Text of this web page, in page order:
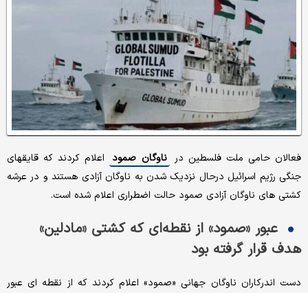
فعالان حامی ملت فلسطین در ناوگان صمود
اعلام کردند که قایقهای
جنگی رژیم اسرائیل درحال نزدیک شدن به ناوگان آزادی هستند و در عرشه
کشتی های ناوگان آزادی صمود حالت اضطراری اعلام شده است.
عبور «صمود» از نقطه‌ای که کشتی «مادلین»
هدف قرار گرفته بود
دست اندرکاران ناوگان جهانی «صمود» اعلام کردند که از نقطه ای عبور